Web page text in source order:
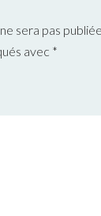
sera pas
avec *